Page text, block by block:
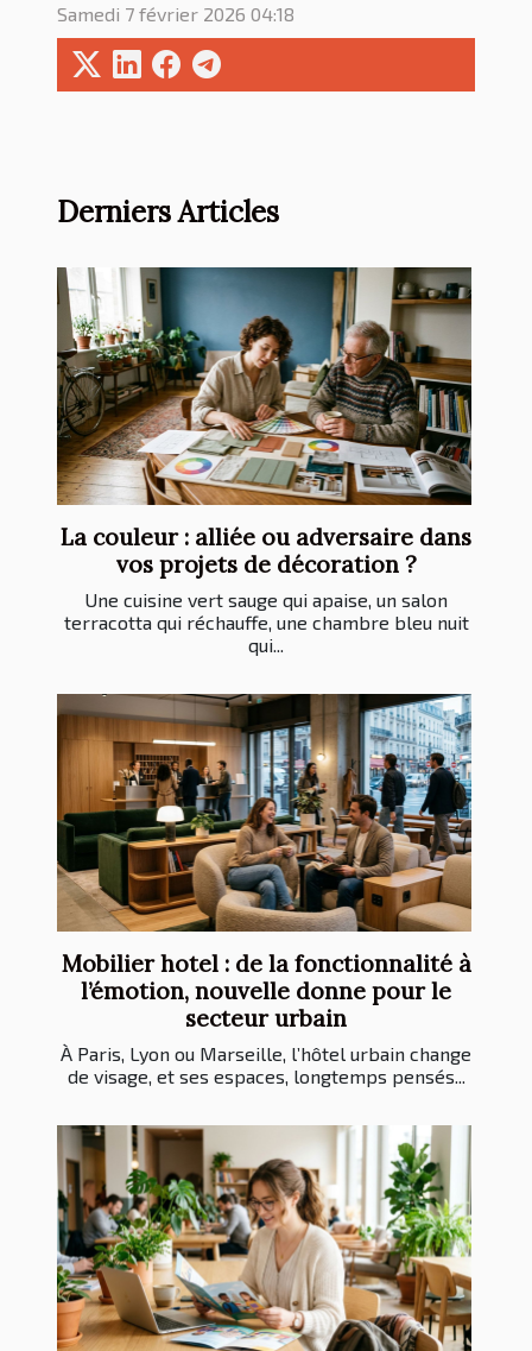
Samedi 7 février 2026 04:18
Derniers Articles
La couleur : alliée ou adversaire dans
vos projets de décoration ?
Une cuisine vert sauge qui apaise, un salon
terracotta qui réchauffe, une chambre bleu nuit
qui...
Mobilier hotel : de la fonctionnalité à
l’émotion, nouvelle donne pour le
secteur urbain
À Paris, Lyon ou Marseille, l’hôtel urbain change
de visage, et ses espaces, longtemps pensés...